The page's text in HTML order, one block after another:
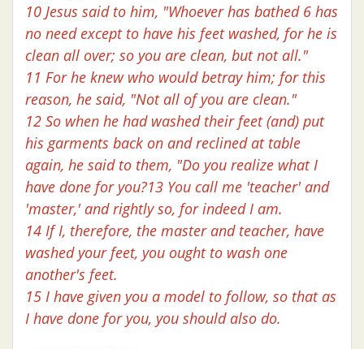
10 Jesus said to him, "Whoever has bathed 6 has
no need except to have his feet washed, for he is
clean all over; so you are clean, but not all."
11 For he knew who would betray him; for this
reason, he said, "Not all of you are clean."
12 So when he had washed their feet (and) put
his garments back on and reclined at table
again, he said to them, "Do you realize what I
have done for you?13 You call me 'teacher' and
'master,' and rightly so, for indeed I am.
14 If I, therefore, the master and teacher, have
washed your feet, you ought to wash one
another's feet.
15 I have given you a model to follow, so that as
I have done for you, you should also do.